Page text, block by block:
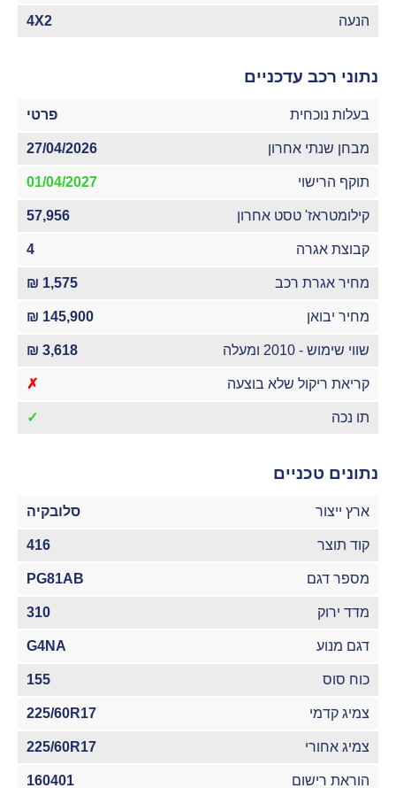
הנעה 4X2
נתוני רכב עדכניים
בעלות נוכחית פרטי
מבחן שנתי אחרון 27/04/2026
תוקף הרישוי 01/04/2027
קילומטראז' טסט אחרון 57,956
קבוצת אגרה 4
מחיר אגרת רכב 1,575 ₪
מחיר יבואן 145,900 ₪
שווי שימוש - 2010 ומעלה 3,618 ₪
קריאת ריקול שלא בוצעה ✗
תו נכה ✓
נתונים טכניים
ארץ ייצור סלובקיה
קוד תוצר 416
מספר דגם PG81AB
מדד ירוק 310
דגם מנוע G4NA
כוח סוס 155
צמיג קדמי 225/60R17
צמיג אחורי 225/60R17
הוראת רישום 160401